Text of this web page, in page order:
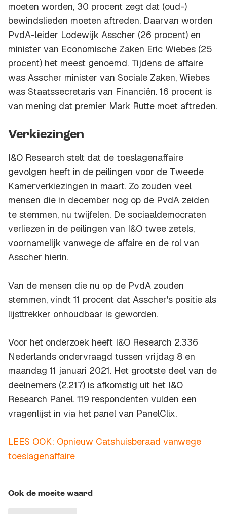
moeten worden, 30 procent zegt dat (oud-)
bewindslieden moeten aftreden. Daarvan worden
PvdA-leider Lodewijk Asscher (26 procent) en
minister van Economische Zaken Eric Wiebes (25
procent) het meest genoemd. Tijdens de affaire
was Asscher minister van Sociale Zaken, Wiebes
was Staatssecretaris van Financiën. 16 procent is
van mening dat premier Mark Rutte moet aftreden.
Verkiezingen
I&O Research stelt dat de toeslagenaffaire
gevolgen heeft in de peilingen voor de Tweede
Kamerverkiezingen in maart. Zo zouden veel
mensen die in december nog op de PvdA zeiden
te stemmen, nu twijfelen. De sociaaldemocraten
verliezen in de peilingen van I&O twee zetels,
voornamelijk vanwege de affaire en de rol van
Asscher hierin.
Van de mensen die nu op de PvdA zouden
stemmen, vindt 11 procent dat Asscher's positie als
lijsttrekker onhoudbaar is geworden.
Voor het onderzoek heeft I&O Research 2.336
Nederlands ondervraagd tussen vrijdag 8 en
maandag 11 januari 2021. Het grootste deel van de
deelnemers (2.217) is afkomstig uit het I&O
Research Panel. 119 respondenten vulden een
vragenlijst in via het panel van PanelClix.
LEES OOK: Opnieuw Catshuisberaad vanwege
toeslagenaffaire
Ook de moeite waard